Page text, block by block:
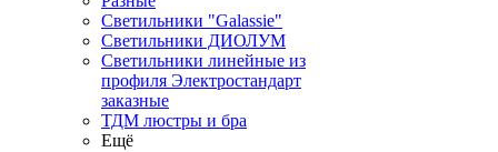
Светильники "Galassie"
Светильники ДИОЛУМ
Светильники линейные из
профиля Электростандарт
заказные
ТДМ люстры и бра
Ещё